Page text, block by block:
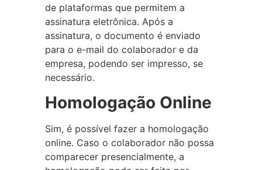
de plataformas que permitem a
assinatura eletrônica. Após a
assinatura, o documento é enviado
para o e-mail do colaborador e da
empresa, podendo ser impresso, se
necessário.
Homologação Online
Sim, é possível fazer a homologação
online. Caso o colaborador não possa
comparecer presencialmente, a